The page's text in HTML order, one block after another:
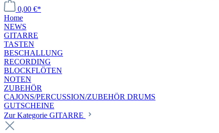
0,00 €*
Home
NEWS
GITARRE
TASTEN
BESCHALLUNG
RECORDING
BLOCKFLÖTEN
NOTEN
ZUBEHÖR
CAJONS/PERCUSSION/ZUBEHÖR DRUMS
GUTSCHEINE
Zur Kategorie GITARRE